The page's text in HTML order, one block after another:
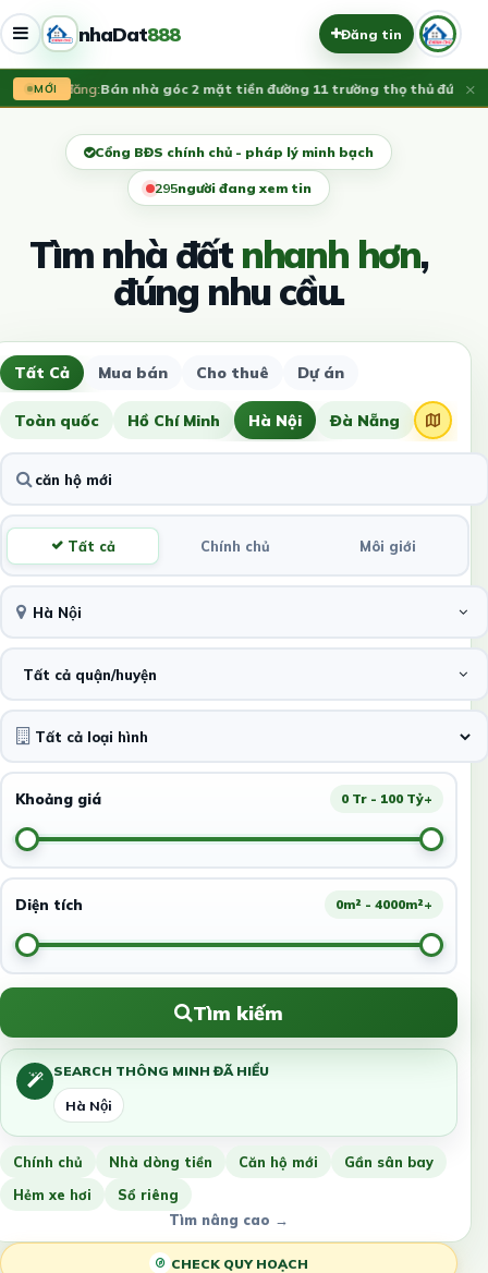
nhaDat888 Đăng tin
MỚI
Vừa đăng:Bán nhà góc 2 mặt tiền đường 11 trường thọ thủ đức, LH×
Cổng BĐS chính chủ - pháp lý minh bạch
293người đang xem tin
Tìm nhà đấtnhanh hơn,
đúng nhu cầu.
Tất Cả Mua bán Cho thuê Dự án
Toàn quốc Hồ Chí Minh Hà Nội Đà Nẵng
Tất cả Chính chủ Môi giới
Hà Nội
Tất cả quận/huyện
Khoảng giá 0 Tr - 100 Tỷ+
Diện tích 0m² - 4000m²+
Tìm kiếm
SEARCH THÔNG MINH ĐÃ HIỂU
Hà Nội
Chính chủ Nhà dòng tiền Căn hộ mới
Gần sân bay
Hẻm xe hơi
Sổ riêng
Tìm nâng cao →
CHECK QUY HOẠCH